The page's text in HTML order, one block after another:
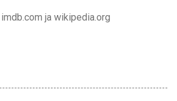
ja wikipedia.org